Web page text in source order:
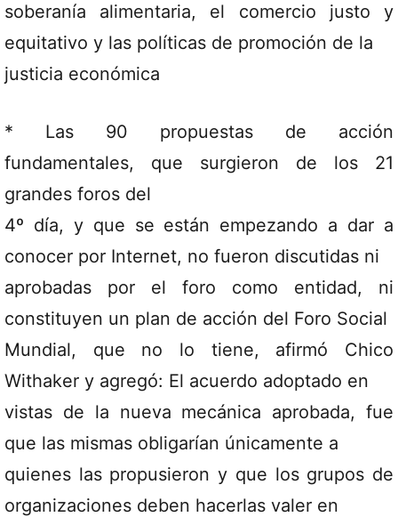
soberanía alimentaria, el comercio justo y
equitativo y las políticas de promoción de la
justicia económica
* Las 90 propuestas de acción
fundamentales, que surgieron de los 21
grandes foros del
4º día, y que se están empezando a dar a
conocer por Internet, no fueron discutidas ni
aprobadas por el foro como entidad, ni
constituyen un plan de acción del Foro Social
Mundial, que no lo tiene, afirmó Chico
Withaker y agregó: El acuerdo adoptado en
vistas de la nueva mecánica aprobada, fue
que las mismas obligarían únicamente a
quienes las propusieron y que los grupos de
organizaciones deben hacerlas valer en